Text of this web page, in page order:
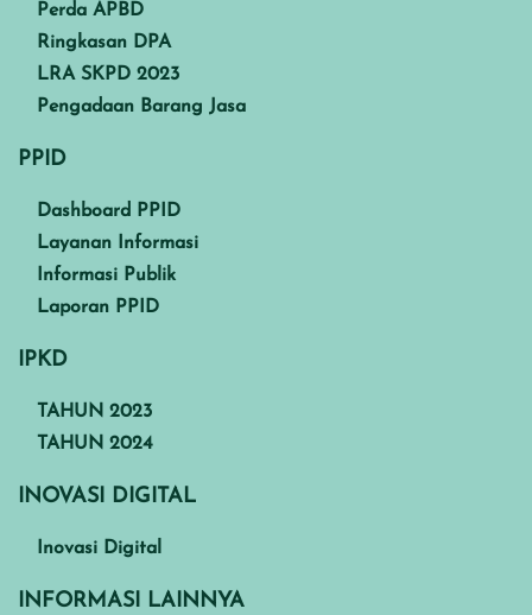
Perda APBD
Ringkasan DPA
LRA SKPD 2023
Pengadaan Barang Jasa
PPID
Dashboard PPID
Layanan Informasi
Informasi Publik
Laporan PPID
IPKD
TAHUN 2023
TAHUN 2024
INOVASI DIGITAL
Inovasi Digital
INFORMASI LAINNYA